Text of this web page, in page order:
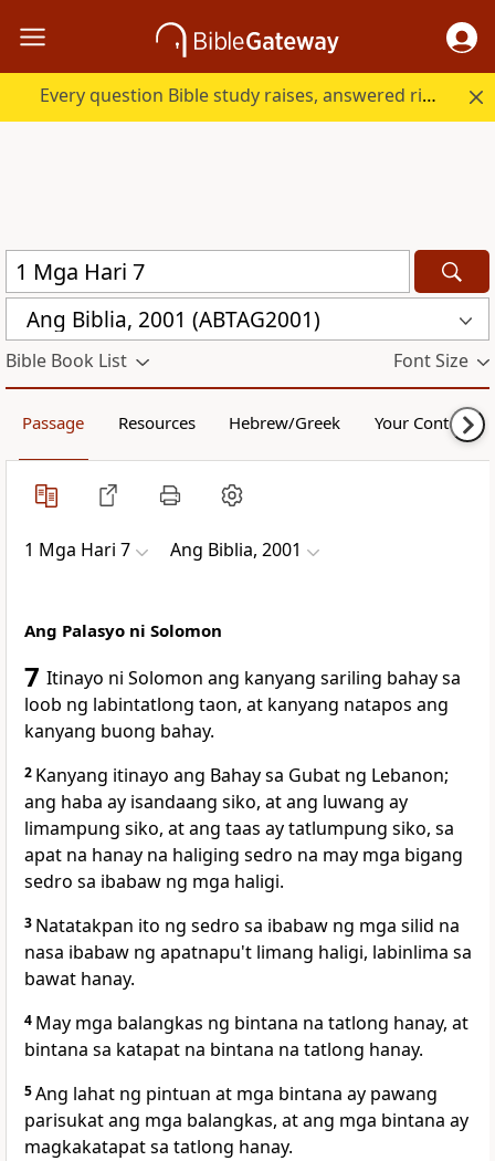
Every question Bible study raises, answered right here.
Ang Biblia, 2001 (ABTAG2001)
Bible Book List Font Size
Passage Resources Hebrew/Greek Your Content
1 Mga Hari 7 Ang Biblia, 2001
Ang Palasyo ni Solomon
7 Itinayo ni Solomon ang kanyang sariling bahay sa
loob ng labintatlong taon, at kanyang natapos ang
kanyang buong bahay.
2 Kanyang itinayo ang Bahay sa Gubat ng Lebanon;
ang haba ay isandaang siko, at ang luwang ay
limampung siko, at ang taas ay tatlumpung siko, sa
apat na hanay na haliging sedro na may mga bigang
sedro sa ibabaw ng mga haligi.
3 Natatakpan ito ng sedro sa ibabaw ng mga silid na
nasa ibabaw ng apatnapu't limang haligi, labinlima sa
bawat hanay.
4 May mga balangkas ng bintana na tatlong hanay, at
bintana sa katapat na bintana na tatlong hanay.
5Ang lahat ng pintuan at mga bintana ay pawang
parisukat ang mga balangkas, at ang mga bintana ay
magkakatapat sa tatlong hanay.